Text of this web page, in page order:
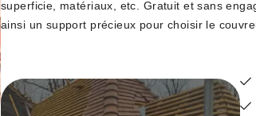
superficie, matériaux, etc. Gratuit et sans
ainsi un support précieux pour choisir le